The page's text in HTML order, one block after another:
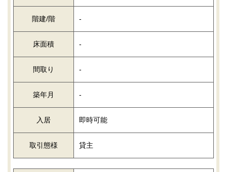
階建/階 -
床面積 -
間取り -
築年月 -
入居 即時可能
取引態様 貸主